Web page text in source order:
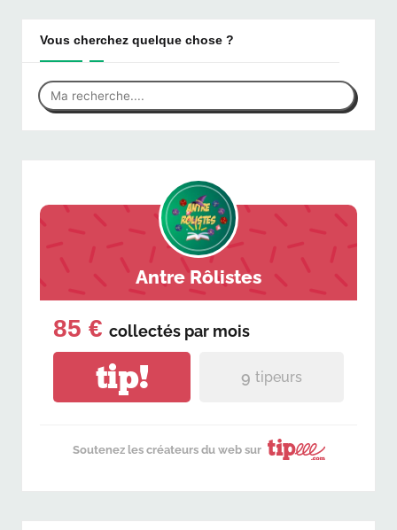
Vous cherchez quelque chose ?
Antre Rôlistes
85 € collectés par mois
tip! 9 tipeurs
Soutenez les créateurs du web sur